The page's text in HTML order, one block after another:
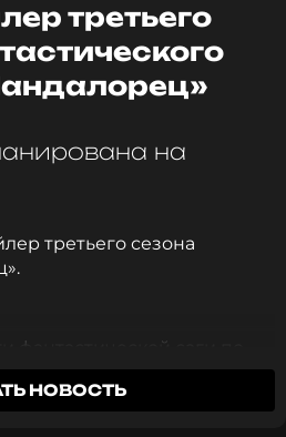
третьего
на
третьего сезона
фантастической саги по
запланирована на 1
сезона
НОВОСТЬ